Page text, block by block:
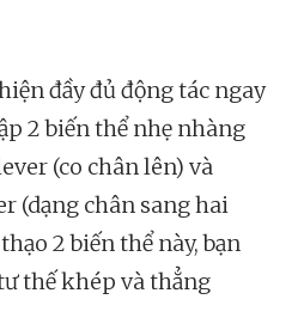
đầy đủ động tác ngay
2 biến thể nhẹ nhàng
(co chân lên) và
(dạng chân sang hai
2 biến thể này, bạn
thế khép và thẳng